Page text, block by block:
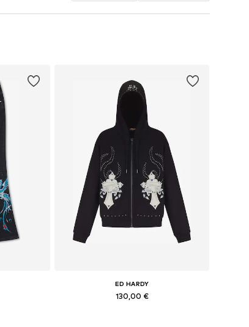
ED HARDY
130,00 €